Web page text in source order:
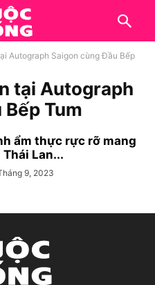
Autograph Saigon cùng Đầu Bếp
tại Autograph
Tum
ẩm thực rực rỡ mang
Lan...
9, 2023